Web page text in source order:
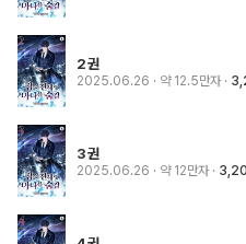
2권
2025.06.26 · 약 12.5만자
3권
2025.06.26 · 약 12만자